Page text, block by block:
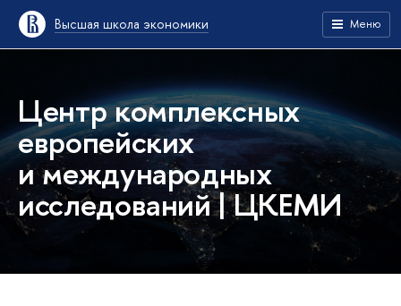
Высшая школа экономики Меню
Центр комплексных
европейских
и международных
исследований | ЦКЕМИ